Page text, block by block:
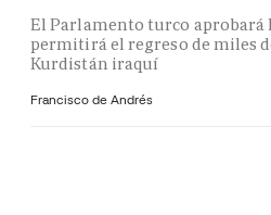
El Parlamento turco aprobará
permitirá el regreso de miles
Kurdistán iraquí
Francisco de Andrés